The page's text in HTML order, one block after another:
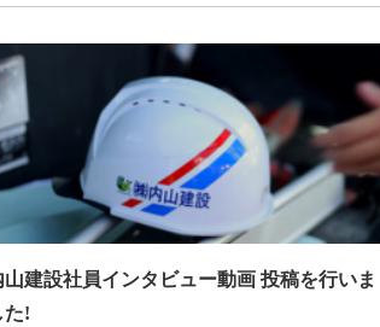
山建設社員インタビュー動画 投稿を行いま
た!